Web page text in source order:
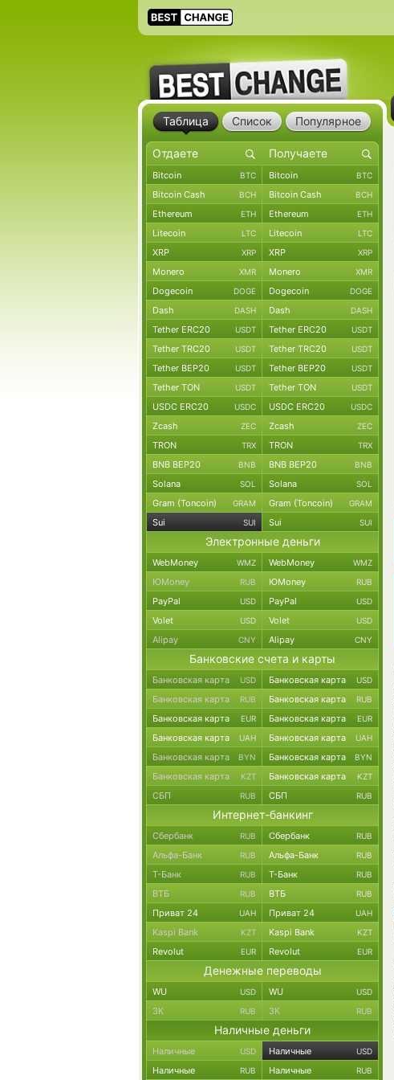
Таблица Список Популярное
Bitcoin BTC Bitcoin BTC
Bitcoin Cash BCH Bitcoin Cash BCH
Ethereum ETH Ethereum ETH
Litecoin LTC Litecoin LTC
XRP XRP XRP XRP
Monero XMR Monero XMR
Dogecoin DOGE Dogecoin DOGE
Dash DASH Dash DASH
Tether ERC20 USDT Tether ERC20 USDT
Tether TRC20 USDT Tether TRC20 USDT
Tether BEP20 USDT Tether BEP20 USDT
Tether TON USDT Tether TON USDT
USDC ERC20 USDC USDC ERC20 USDC
Zcash ZEC Zcash ZEC
TRON TRX TRON TRX
BNB BEP20 BNB BNB BEP20 BNB
Solana SOL Solana SOL
Gram (Toncoin) GRAM Gram (Toncoin) GRAM
Sui SUI Sui SUI
Электронные деньги
WebMoney WMZ WebMoney WMZ
ЮMoney RUB ЮMoney RUB
PayPal USD PayPal USD
Volet USD Volet USD
Alipay CNY Alipay CNY
Банковские счета и карты
Банковская карта USD Банковская карта USD
Банковская карта RUB Банковская карта RUB
Банковская карта EUR Банковская карта EUR
Банковская карта UAH Банковская карта UAH
Банковская карта BYN Банковская карта BYN
Банковская карта KZT Банковская карта KZT
СБП RUB СБП RUB
Интернет-банкинг
Сбербанк RUB Сбербанк RUB
Альфа-Банк RUB Альфа-Банк RUB
Т-Банк RUB Т-Банк RUB
ВТБ RUB ВТБ RUB
Приват 24 UAH Приват 24 UAH
Kaspi Bank KZT Kaspi Bank KZT
Revolut EUR Revolut EUR
Денежные переводы
WU USD WU USD
ЗК RUB ЗК RUB
Наличные деньги
Наличные USD Наличные USD
Наличные RUB Наличные RUB